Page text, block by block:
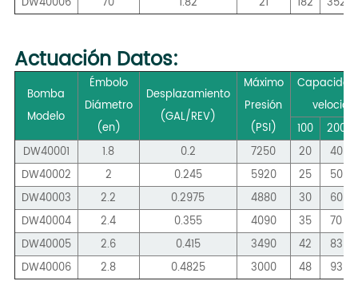
Actuación Datos:
Bomba
Modelo
Émbolo
Diámetro
(en)
Desplazamiento
(GAL/REV)
Máximo
Presión
(PSI)
100
200
DW40001
1.8 0.2 7250 20
40
DW40002
2 0.245 5920 25
50
DW40003
2.2 0.2975 4880 30
60
DW40004
2.4 0.355 4090 35
70
DW40005
2.6 0.415 3490 42
83
DW40006
2.8 0.4825 3000 48 93